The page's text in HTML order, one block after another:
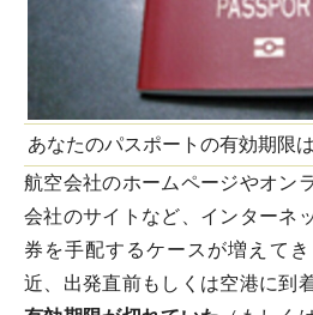
あなたのパスポートの有効期限
航空会社のホームページやオン
会社のサイトなど、インターネ
券を手配するケースが増えて
近、出発直前もしくは空港に到